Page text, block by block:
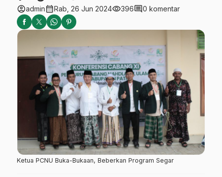
account_circleadmincalendar_monthRab, 26 Jun 2024visibility396comment0 komentar
Ketua PCNU Buka-Bukaan, Beberkan Program Segar